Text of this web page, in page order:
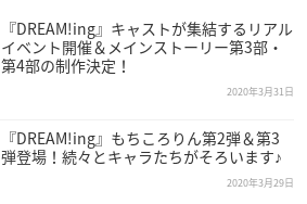
『DREAM!ing』キャストが集結するリアル
イベント開催＆メインストーリー第3部・
第4部の制作決定！
2020年3月31日
『DREAM!ing』もちころりん第2弾＆第3
弾登場！続々とキャラたちがそろいます♪
2020年3月29日